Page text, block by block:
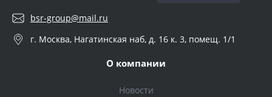
bsr-group@mail.ru
г. Москва, Нагатинская наб, д. 16 к. 3, помещ. 1/1
О компании
Новости